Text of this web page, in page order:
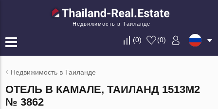
Недвижимость в Таиланде
(0) (0)
Недвижимость в Таиланде
ОТЕЛЬ В КАМАЛЕ, ТАИЛАНД 1513М2
№ 3862